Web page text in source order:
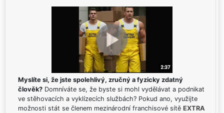
Myslíte si, že jste spolehlivý, zručný a fyzicky zdatný
člověk? Domníváte se, že byste si mohl vydělávat a podnikat
ve stěhovacích a vyklízecích službách? Pokud ano, využijte
možnosti stát se členem mezinárodní franchisové sítě EXTRA